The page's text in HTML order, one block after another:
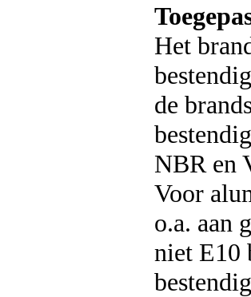
Het
de
NBR en
Voor
o.a. aan
niet E10